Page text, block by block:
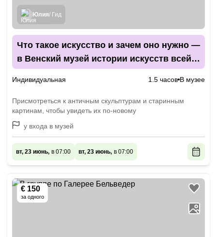
Юлия/ Гид
Что такое искусство и зачем оно нужно —
в Венский музей истории искусств всей
Индивидуальная 1.5 часов В музее
Присмотреться к античным скульптурам и старинным
картинам, чтобы увидеть их по-новому
у входа в музей
вт, 23 июнь, в 07:00 вт, 23 июнь, в 07:00
€ 150
за одного